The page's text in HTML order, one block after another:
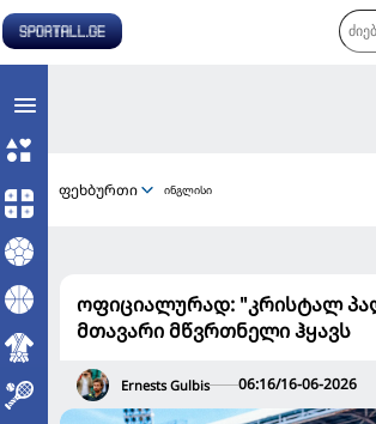
ფეხბურთი ინგლისი
ოფიციალურად: "კრისტალ
მთავარი მწვრთნელი ჰყავს
Ernests Gulbis 06:16/16-06-2026